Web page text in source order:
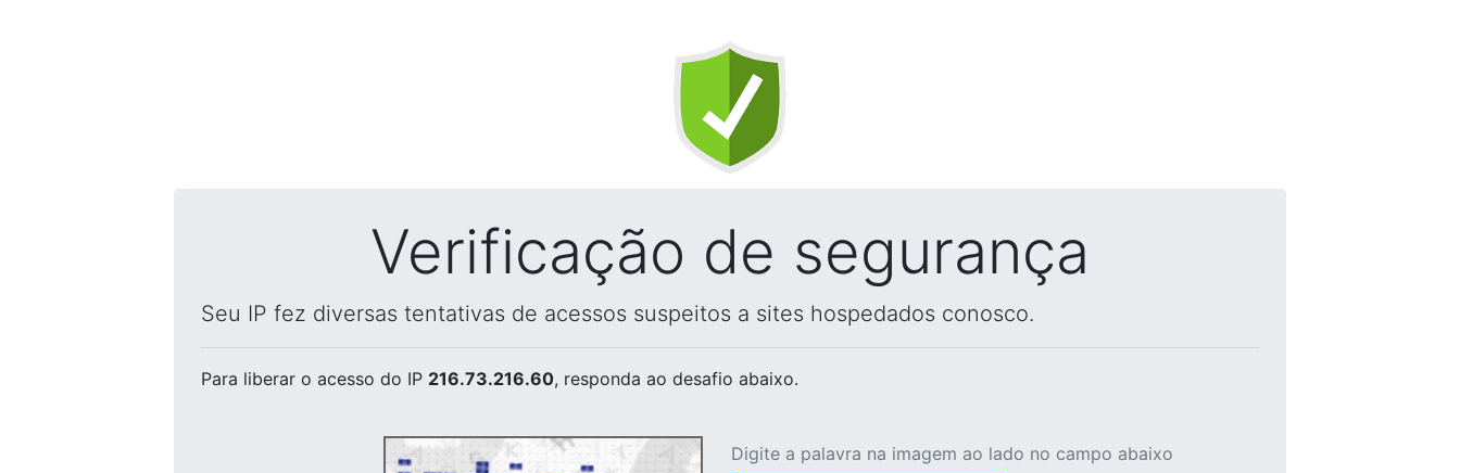
Verificação de segurança
Seu IP fez diversas tentativas de acessos suspeitos a sites hospedados conosco.
Para liberar o acesso do IP 216.73.216.60, responda ao desafio abaixo.
Digite a palavra na imagem ao lado no campo abaixo